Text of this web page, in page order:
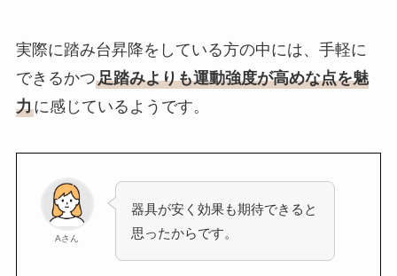
実際に踏み台昇降をしている方の中には、手軽に
できるかつ足踏みよりも運動強度が高めな点を魅
力に感じているようです。
Aさん
器具が安く効果も期待できると
思ったからです。